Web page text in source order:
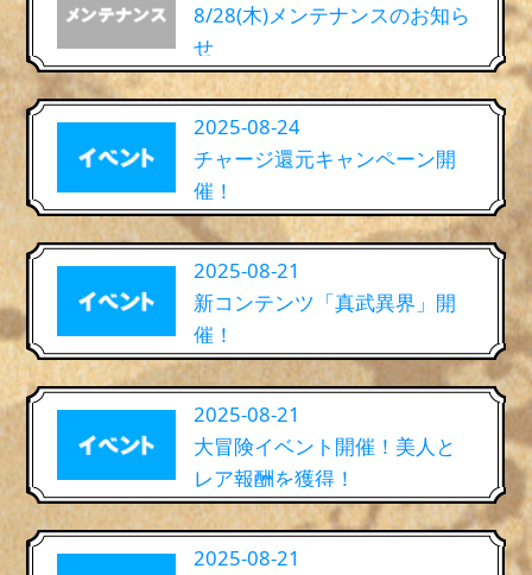
8/28(木)メンテナンスのお知ら
せ
2025-08-24
チャージ還元キャンペーン開
催！
2025-08-21
新コンテンツ「真武異界」開
催！
2025-08-21
大冒険イベント開催！美人と
レア報酬を獲得！
2025-08-21